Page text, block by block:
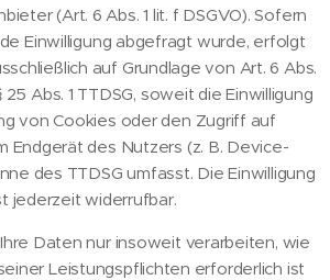
(Art. 6 Abs. 1 lit. f DSGVO). Sofern
Einwilligung abgefragt wurde, erfolgt
auf Grundlage von Art. 6 Abs.
25 Abs. 1 TTDSG, soweit die Einwilligung
von Cookies oder den Zugriff auf
Endgerät des Nutzers (z. B. Device-
des TTDSG umfasst. Die Einwilligung
jederzeit widerrufbar.
Daten nur insoweit verarbeiten, wie
Leistungspflichten erforderlich ist